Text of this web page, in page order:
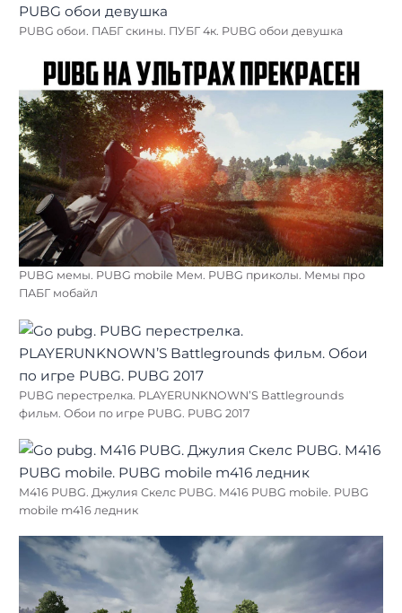
PUBG обои. ПАБГ скины. ПУБГ 4к. PUBG обои девушка
PUBG мемы. PUBG mobile Мем. PUBG приколы. Мемы про
ПАБГ мобайл
PUBG перестрелка. PLAYERUNKNOWN’S Battlegrounds
фильм. Обои по игре PUBG. PUBG 2017
M416 PUBG. Джулия Скелс PUBG. M416 PUBG mobile. PUBG
mobile m416 ледник